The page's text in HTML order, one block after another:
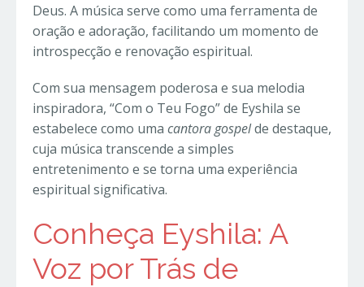
Deus. A música serve como uma ferramenta de
oração e adoração, facilitando um momento de
introspecção e renovação espiritual.
Com sua mensagem poderosa e sua melodia
inspiradora, “Com o Teu Fogo” de Eyshila se
estabelece como uma cantora gospelde destaque,
cuja música transcende a simples
entretenimento e se torna uma experiência
espiritual significativa.
Conheça Eyshila: A
Voz por Trás de